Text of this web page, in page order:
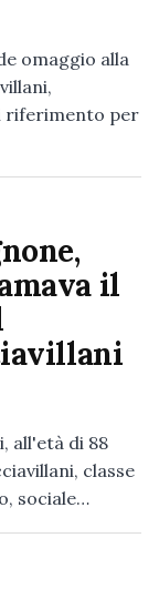
omaggio alla
riferimento per
il
all'età di 88
classe
sociale…